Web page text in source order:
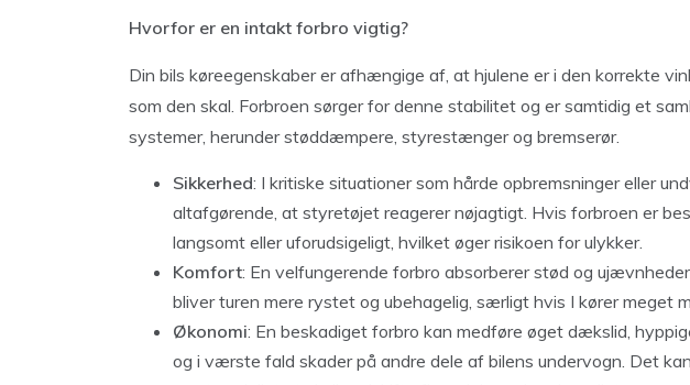
Hvorfor er en intakt forbro vigtig?
Din bils køreegenskaber er afhængige af, at hjulene er i den korrekte
som den skal. Forbroen sørger for denne stabilitet og er samtidig et
systemer, herunder støddæmpere, styrestænger og bremserør.
Sikkerhed: I kritiske situationer som hårde opbremsninger eller
altafgørende, at styretøjet reagerer nøjagtigt. Hvis forbroen er
langsomt eller uforudsigeligt, hvilket øger risikoen for ulykker.
Komfort: En velfungerende forbro absorberer stød og
bliver turen mere rystet og ubehagelig, særligt hvis I kører meget
Økonomi: En beskadiget forbro kan medføre øget dækslid,
og i værste fald skader på andre dele af bilens undervogn. Det